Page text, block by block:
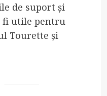
de suport și
fi utile pentru
Tourette și